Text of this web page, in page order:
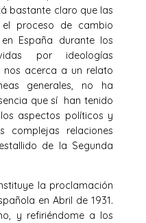
bastante claro que las
proceso de cambio
España durante los
por ideologías
acerca a un relato
generales, no ha
que sí han tenido
aspectos políticos y
complejas relaciones
de la Segunda
la proclamación
en Abril de 1931.
y refiriéndome a los